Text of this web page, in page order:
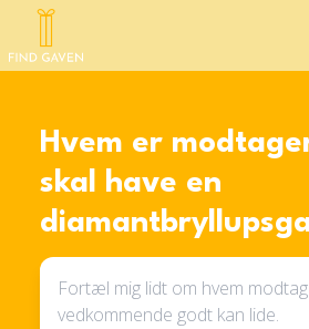
Hvem er
skal have en